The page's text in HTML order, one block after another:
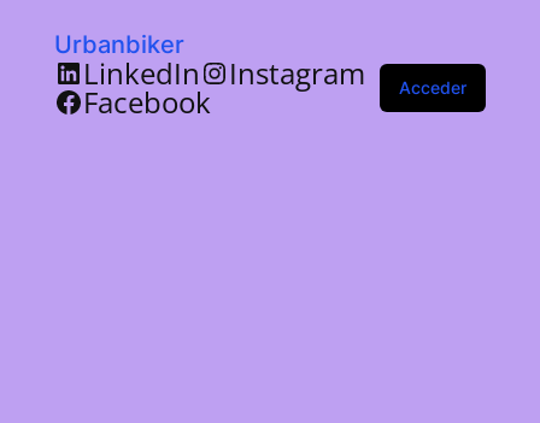
Urbanbiker
LinkedIn Instagram
Facebook Acceder